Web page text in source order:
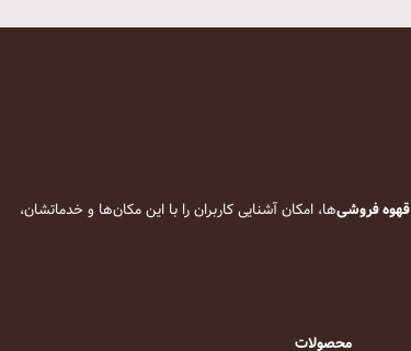
قهوه فروشی‌ها، امکان آشنایی کاربران را با این مکان‌ها و خدماتشان،
محصولات